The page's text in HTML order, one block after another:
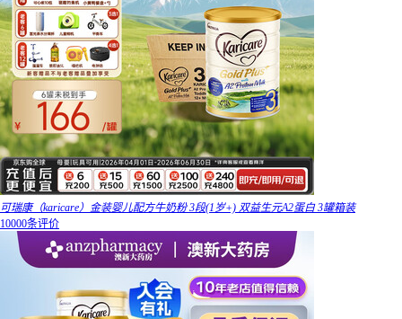
可瑞康（karicare）金装婴儿配方牛奶粉 3段(1岁+) 双益生元A2蛋白 3罐箱装
10000条评价